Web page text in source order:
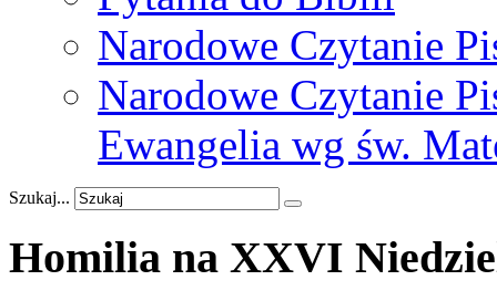
Narodowe Czytanie
Narodowe Czytanie
Ewangelia wg św.
Szukaj...
Homilia na XXVI